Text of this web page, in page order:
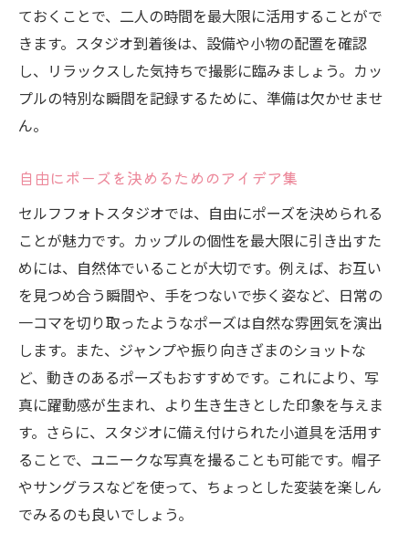
セルフフォトスタジオで叶えるカップルの自由
な撮影体験
予約から撮影までの流れを徹底解説
セルフフォトスタジオの基本的な使い方
カップルの思い出をセルフフォトスタジオで形
にする方法
特別な日の撮影プランニング
手作りアイテムで演出する写真
セルフフォトスタジオならではの記念日ア
イデア
二人の歴史を振り返る撮影テーマ
長く残るフォトフレーム作り
写真を活かした思い出の共有法
セルフフォトスタジオでカップルの一瞬一瞬を
特別に
ておくことで、二人の時間を最大限に活用することがで
きます。スタジオ到着後は、設備や小物の配置を確認
し、リラックスした気持ちで撮影に臨みましょう。カッ
プルの特別な瞬間を記録するために、準備は欠かせませ
ん。
自由にポーズを決めるためのアイデア集
セルフフォトスタジオでは、自由にポーズを決められる
ことが魅力です。カップルの個性を最大限に引き出すた
めには、自然体でいることが大切です。例えば、お互い
を見つめ合う瞬間や、手をつないで歩く姿など、日常の
一コマを切り取ったようなポーズは自然な雰囲気を演出
します。また、ジャンプや振り向きざまのショットな
ど、動きのあるポーズもおすすめです。これにより、写
真に躍動感が生まれ、より生き生きとした印象を与えま
す。さらに、スタジオに備え付けられた小道具を活用す
ることで、ユニークな写真を撮ることも可能です。帽子
やサングラスなどを使って、ちょっとした変装を楽しん
でみるのも良いでしょう。